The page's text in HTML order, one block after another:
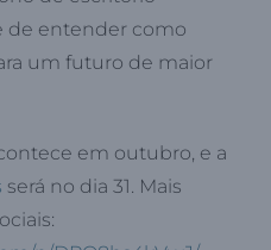
de entender como
um futuro de maior
em outubro, e a
será no dia 31. Mais